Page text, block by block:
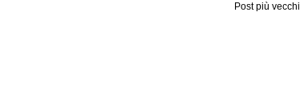
Post più vecchi